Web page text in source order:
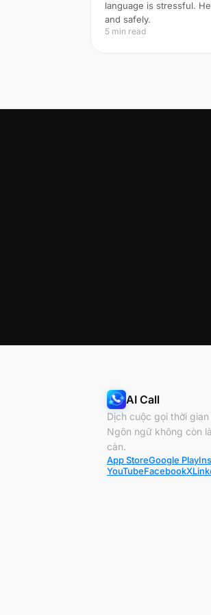
language is stressful.
and safely.
5 min read
AI Call
Dịch cuộc gọi thời
Ngôn ngữ không còn
cản.
App StoreGoogle Play
YouTubeFacebookX